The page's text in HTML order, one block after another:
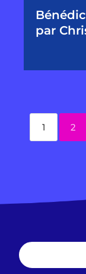
par
1 2